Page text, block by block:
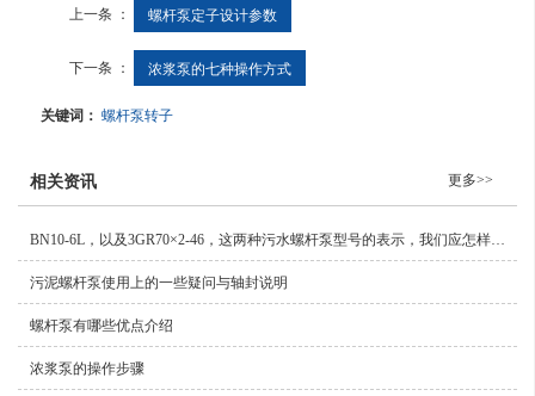
上一条 ： 螺杆泵定子设计参数
下一条 ： 浓浆泵的七种操作方式
关键词：螺杆泵转子
相关资讯 更多>>
BN10-6L，以及3GR70×2-46，这两种污水螺杆泵型号的表示，我们应怎样来正确理解?
污泥螺杆泵使用上的一些疑问与轴封说明
螺杆泵有哪些优点介绍
浓浆泵的操作步骤